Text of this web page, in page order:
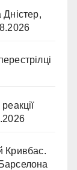
Кривбас.